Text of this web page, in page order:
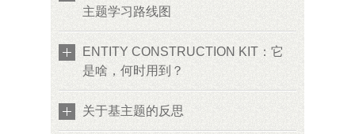
主题学习路线图
ENTITY CONSTRUCTION KIT：它
是啥，何时用到？
关于基主题的反思